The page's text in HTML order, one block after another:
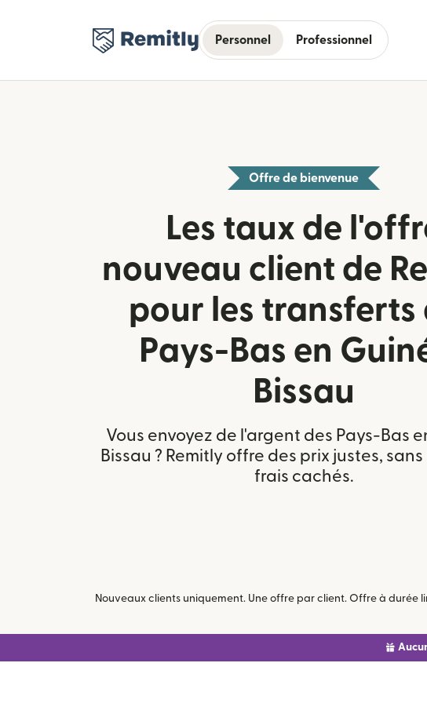
Personnel Professionnel
Offre de bienvenue
Les taux de
nouveau client de
pour les transferts
Pays-Bas en
Bissau
Vous envoyez de l'argent des Pays-Bas
Bissau ? Remitly offre des prix justes,
frais cachés.
Nouveaux clients uniquement. Une offre par client. Offre à durée